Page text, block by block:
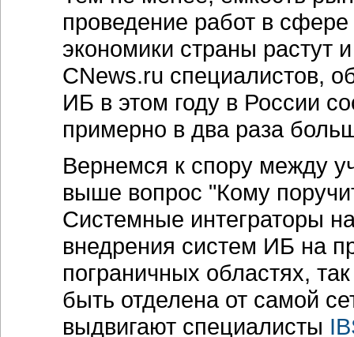
проведение работ в
экономики страны
CNews.ru специалистов,
ИБ в этом году в России
примерно в два раза
Вернемся к спору между
выше вопрос "Кому
Системные интеграторы
внедрения систем ИБ на
пограничных областях,
быть отделена от самой
выдвигают специалисты